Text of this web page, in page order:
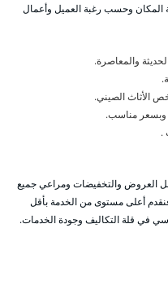
وحسب رغبة العميل وأعمال
والمعاصرة.
الأثاث الصيني.
وبسعر مناسب.
.
العروض والتخفيضات ومراعي جميع
أعلى مستوى من الخدمة بأقل
في قلة التكاليف وجودة الخدمات.